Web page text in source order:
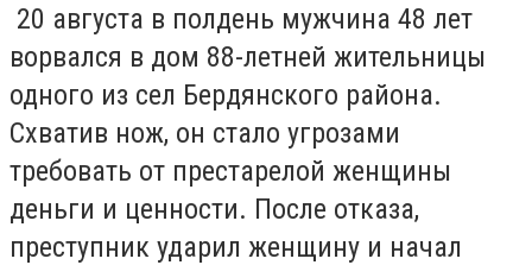
20 августа в полдень мужчина 48 лет
ворвался в дом 88-летней жительницы
одного из сел Бердянского района.
Схватив нож, он стало угрозами
требовать от престарелой женщины
деньги и ценности. После отказа,
преступник ударил женщину и начал